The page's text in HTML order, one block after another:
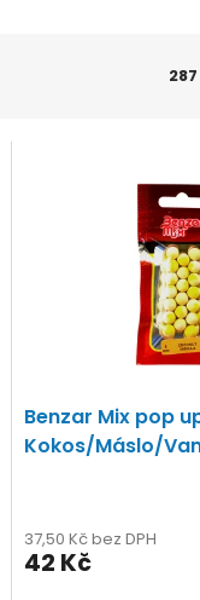
287
Benzar Mix pop
Kokos/Máslo/
37,50 Kč bez DPH
42 Kč